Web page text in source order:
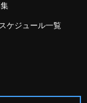
ケジュール一覧